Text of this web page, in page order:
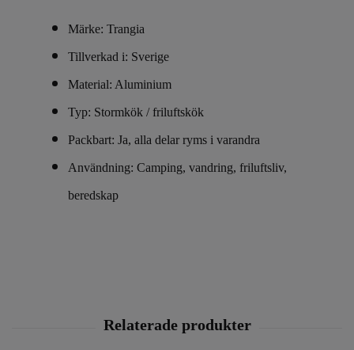
Märke: Trangia
Tillverkad i: Sverige
Material: Aluminium
Typ: Stormkök / friluftskök
Packbart: Ja, alla delar ryms i varandra
Användning: Camping, vandring, friluftsliv,
beredskap